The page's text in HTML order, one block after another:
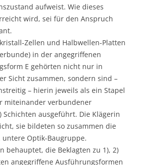
aufweist. Wie dieses
wird, sei für den Anspruch
Zellen und Halbwellen-Platten
in der angegriffenen
E gehörten nicht nur in
Sicht zusammen, sondern sind –
– hierin jeweils als ein Stapel
miteinander verbundener
Schichten ausgeführt. Die Klägerin
sie bildeten so zusammen die
untere Optik-Baugruppe.
behauptet, die Beklagten zu 1), 2)
angegriffene Ausführungsformen